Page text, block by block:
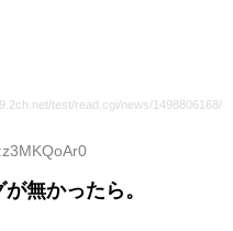
test/read.cgi/news/1498806168/
無かったら。